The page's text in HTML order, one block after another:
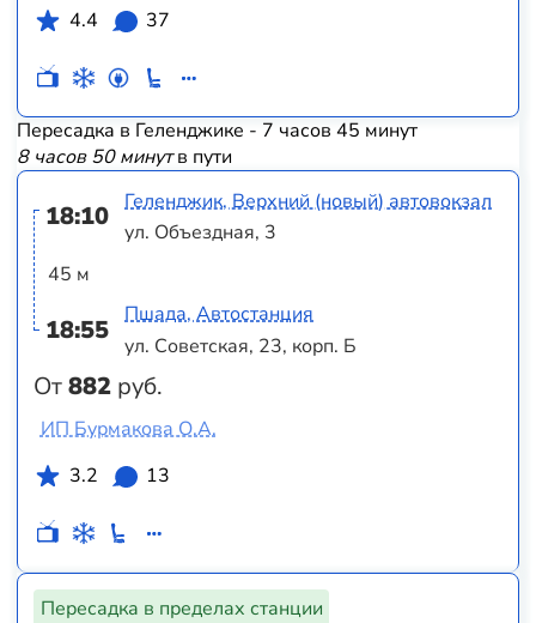
4.4
37
Пересадка в Геленджике - 7 часов 45 минут
8 часов 50 минутв пути
18:10
45 м
18:55
От882 руб.
Геленджик, Верхний (новый) автовокзал
ул. Объездная, 3
Пшада, Автостанция
ул. Советская, 23, корп. Б
ИП Бурмакова О.А.
3.2
13
Пересадка в пределах станции